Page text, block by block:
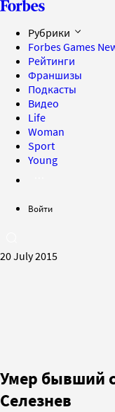
Рубрики
Forbes Games
Рейтинги
Франшизы
Подкасты
Видео
Life
Woman
Sport
Young
Войти
20 July 2015
Умер бывший
Селезнев